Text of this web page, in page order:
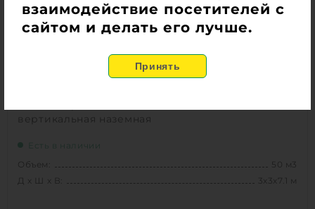
вертикальная наземная
Есть в наличии
Объем:
50 м3
Д х Ш х В:
3х3х7.1 м
взаимодействие посетителей с
сайтом и делать его лучше.